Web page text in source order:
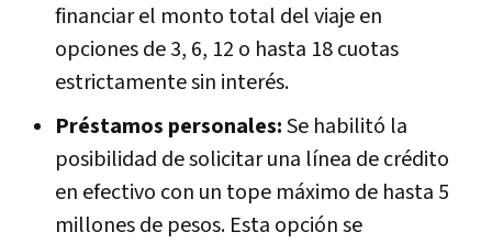
financiar el monto total del viaje en
opciones de 3, 6, 12 o hasta 18 cuotas
estrictamente sin interés.
Préstamos personales:Se habilitó la
posibilidad de solicitar una línea de crédito
en efectivo con un tope máximo de hasta 5
millones de pesos. Esta opción se